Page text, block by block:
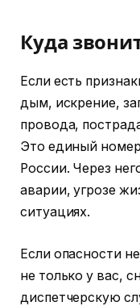
Куда
Если есть
дым, искрение,
провода,
Это единый
России. Через
аварии, угрозе
ситуациях.
Если опасности
не только у вас,
диспетчерскую